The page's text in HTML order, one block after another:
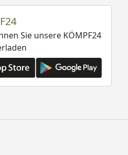
Sie unsere KÖMPF24